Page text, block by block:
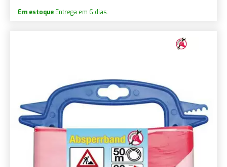
Em estoque Entrega em 6 dias.